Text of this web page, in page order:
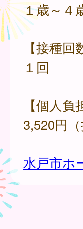
１歳～４
【接種回
１回
【個人負
3,520円
水戸市ホ